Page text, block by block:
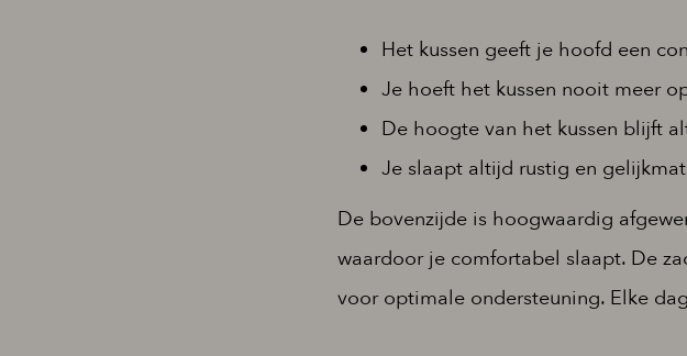
Het kussen geeft je hoofd een
Je hoeft het kussen nooit meer
De hoogte van het kussen blijft
Je slaapt altijd rustig en
De bovenzijde is hoogwaardig
waardoor je comfortabel slaapt. De
voor optimale ondersteuning. Elke